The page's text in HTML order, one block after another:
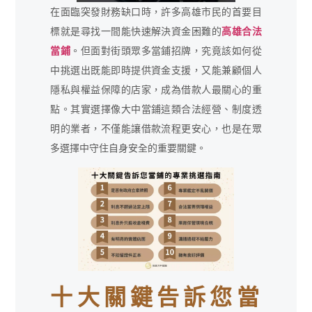
在面臨突發財務缺口時，許多高雄市民的首要目
標就是尋找一間能快速解決資金困難的高雄合法
當鋪 。但面對街頭眾多當鋪招牌，究竟該如何從
中挑選出既能即時提供資金支援，又能兼顧個人
隱私與權益保障的店家，成為借款人最關心的重
點。其實選擇像大中當鋪這類合法經營、制度透
明的業者，不僅能讓借款流程更安心，也是在眾
多選擇中守住自身安全的重要關鍵。
十大關鍵告訴您當